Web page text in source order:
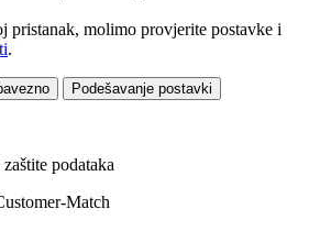
pristanak, molimo provjerite postavke i
.
Podešavanje postavki
podataka
Match